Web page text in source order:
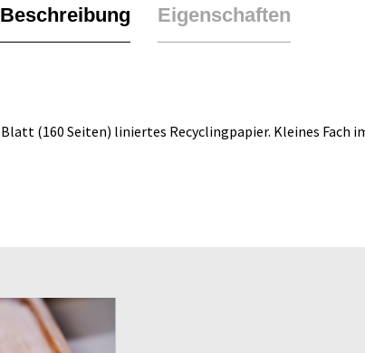
Beschreibung Eigenschaften
(160 Seiten) liniertes Recyclingpapier. Kleines Fach